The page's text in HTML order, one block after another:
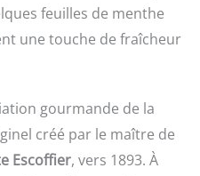
feuilles de menthe
une touche de fraîcheur
gourmande de la
créé par le maître de
Escoffier, vers 1893. À